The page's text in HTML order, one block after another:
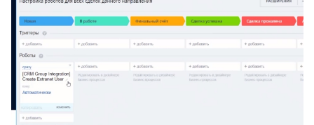
Смотреть проект